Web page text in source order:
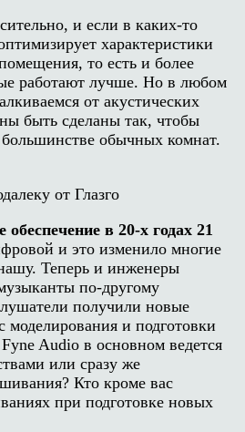
и если в каких-то
характеристики
то есть и более
работают лучше. Но в любом
от акустических
быть сделаны так, чтобы
большинстве обычных комнат.
от Глазго
в 20-х годах 21
и это изменило многие
Теперь и инженеры
по-другому
получили новые
и подготовки
Fyne Audio в основном ведется
или сразу же
Кто кроме вас
при подготовке новых